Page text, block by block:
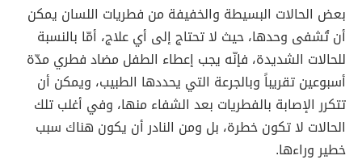
بعض الحالات البسيطة والخفيفة من فطريات اللسان يمكن
أن تُشفى وحدها، حيث لا تحتاج إلى أي علاج، أمّا بالنسبة
للحالات الشديدة، فإنّه يجب إعطاء الطفل مضاد فطري مدّة
أسبوعين تقريباً وبالجرعة التي يحددها الطبيب، ويمكن أن
تتكرر الإصابة بالفطريات بعد الشفاء منها، وفي أغلب تلك
الحالات لا تكون خطرة، بل ومن النادر أن يكون هناك سبب
خطير وراءها.